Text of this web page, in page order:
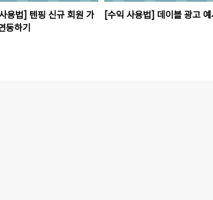
용법] 텐핑 신규 회원 가
동하기
[수익 사용법] 데이블 광고 예